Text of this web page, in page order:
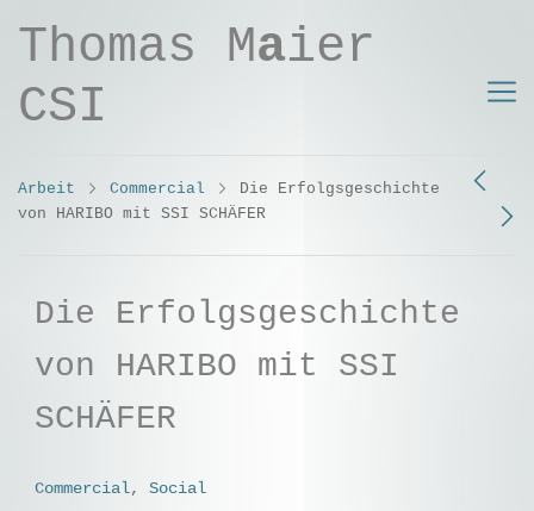
Thomas Maier
CSI
Arbeit Commercial
Die Erfolgsgeschichte
von HARIBO mit SSI SCHÄFER
Die Erfolgsgeschichte
von HARIBO mit SSI
SCHÄFER
Commercial, Social